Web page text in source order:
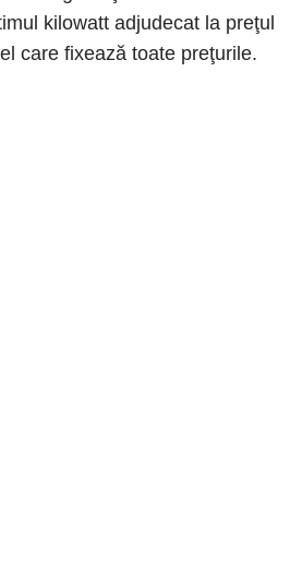
kilowatt adjudecat la preţul
care fixează toate preţurile.